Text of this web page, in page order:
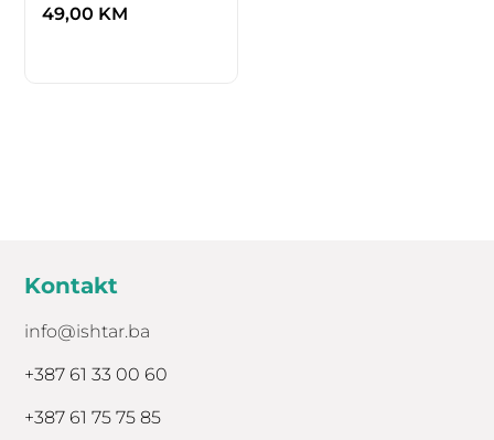
upaljene, nadražene, dehidrirane i
terapija hladnom plazmom pokreće
diobu bazalnih stanica, stimulira
epidermalnu regeneraciju, povećava
stvaranje novih krvnih žila i pomaže u
epidermalnu barijeru te poboljšava
49,00 KM
Kontakt
info@ishtar.ba
+387 61 33 00 60
+387 61 75 75 85